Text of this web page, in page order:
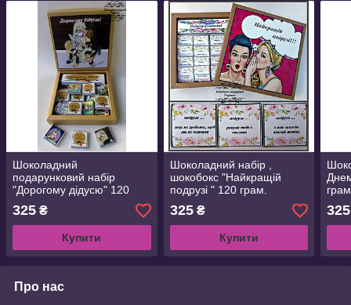
Шоколадний
подарунковий набір
"Дорогому дідусю" 120
грам
325 ₴
Купити
Шоколадний набір ,
шокобокс "Найкращій
подрузі " 120 грам.
Подарунок подрузі ( з
вашим фото на коробочці)
325₴
Купити
325
Про нас